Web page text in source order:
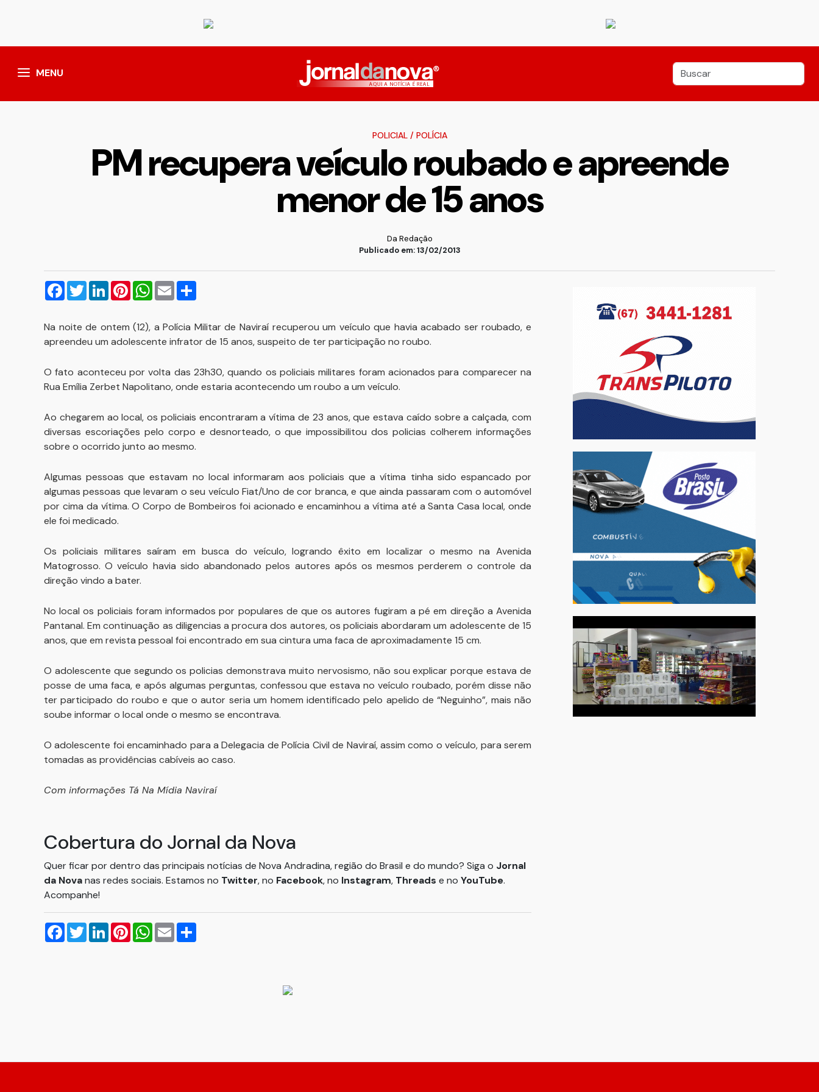
MENU
POLICIAL/ POLÍCIA
PM recupera veículo roubado e apreende
menor de 15 anos
Da Redação
Publicado em: 13/02/2013
Facebook
TwitterLinkedInPinterestWhatsApp
Email
Na noite de ontem (12), a Polícia Militar de Naviraí recuperou um veículo que havia acabado ser roubado, e
apreendeu um adolescente infrator de 15 anos, suspeito de ter participação no roubo.
O fato aconteceu por volta das 23h30, quando os policiais militares foram acionados para comparecer na
Rua Emília Zerbet Napolitano, onde estaria acontecendo um roubo a um veículo.
Ao chegarem ao local, os policiais encontraram a vítima de 23 anos, que estava caído sobre a calçada, com
diversas escoriações pelo corpo e desnorteado, o que impossibilitou dos policias colherem informações
sobre o ocorrido junto ao mesmo.
Algumas pessoas que estavam no local informaram aos policiais que a vítima tinha sido espancado por
algumas pessoas que levaram o seu veículo Fiat/Uno de cor branca, e que ainda passaram com o automóvel
por cima da vítima. O Corpo de Bombeiros foi acionado e encaminhou a vítima até a Santa Casa local, onde
ele foi medicado.
Os policiais militares saíram em busca do veículo, logrando êxito em localizar o mesmo na Avenida
Matogrosso. O veículo havia sido abandonado pelos autores após os mesmos perderem o controle da
direção vindo a bater.
No local os policiais foram informados por populares de que os autores fugiram a pé em direção a Avenida
Pantanal. Em continuação as diligencias a procura dos autores, os policiais abordaram um adolescente de 15
anos, que em revista pessoal foi encontrado em sua cintura uma faca de aproximadamente 15 cm.
O adolescente que segundo os policias demonstrava muito nervosismo, não sou explicar porque estava de
posse de uma faca, e após algumas perguntas, confessou que estava no veículo roubado, porém disse não
ter participado do roubo e que o autor seria um homem identificado pelo apelido de “Neguinho”, mais não
soube informar o local onde o mesmo se encontrava.
O adolescente foi encaminhado para a Delegacia de Polícia Civil de Naviraí, assim como o veículo, para serem
tomadas as providências cabíveis ao caso.
Com informações Tá Na Mídia Naviraí
Cobertura do Jornal da Nova
Quer ficar por dentro das principais notícias de Nova Andradina, região do Brasil e do mundo? Siga o Jornal
da Novanas redes sociais. Estamos no Twitter, no Facebook, no Instagram, Threads e no YouTube.
Acompanhe!
Facebook
TwitterLinkedInPinterestWhatsApp
Email